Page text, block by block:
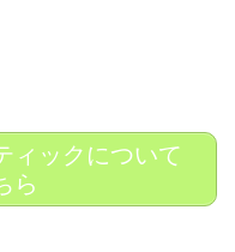
ックについて
ら